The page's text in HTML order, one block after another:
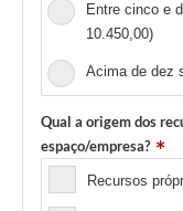
Entre cinco e
10.450,00)
Acima de dez
Qual a origem dos
espaço/empresa?
Recursos